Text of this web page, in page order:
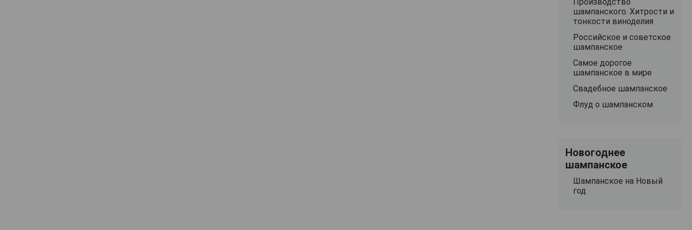
шампанского. Хитрости и
тонкости виноделия
Российское и советское
шампанское
Самое дорогое
шампанское в мире
Свадебное шампанское
Флуд о шампанском
Новогоднее
шампанское
Шампанское на Новый
год